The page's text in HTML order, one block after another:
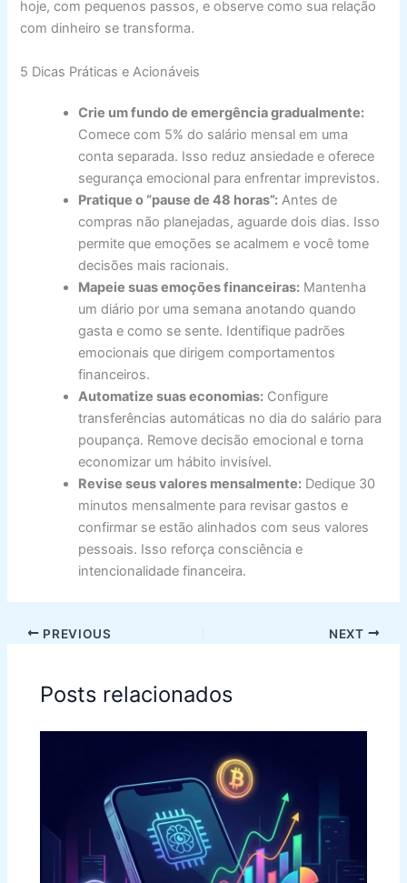
hoje, com pequenos passos, e observe como sua relação
com dinheiro se transforma.
5 Dicas Práticas e Acionáveis
Crie um fundo de emergência gradualmente:
Comece com 5% do salário mensal em uma
conta separada. Isso reduz ansiedade e oferece
segurança emocional para enfrentar imprevistos.
Pratique o “pause de 48 horas”: Antes de
compras não planejadas, aguarde dois dias. Isso
permite que emoções se acalmem e você tome
decisões mais racionais.
Mapeie suas emoções financeiras: Mantenha
um diário por uma semana anotando quando
gasta e como se sente. Identifique padrões
emocionais que dirigem comportamentos
financeiros.
Automatize suas economias: Configure
transferências automáticas no dia do salário para
poupança. Remove decisão emocional e torna
economizar um hábito invisível.
Revise seus valores mensalmente: Dedique 30
minutos mensalmente para revisar gastos e
confirmar se estão alinhados com seus valores
pessoais. Isso reforça consciência e
intencionalidade financeira.
PREVIOUS NEXT
Posts relacionados